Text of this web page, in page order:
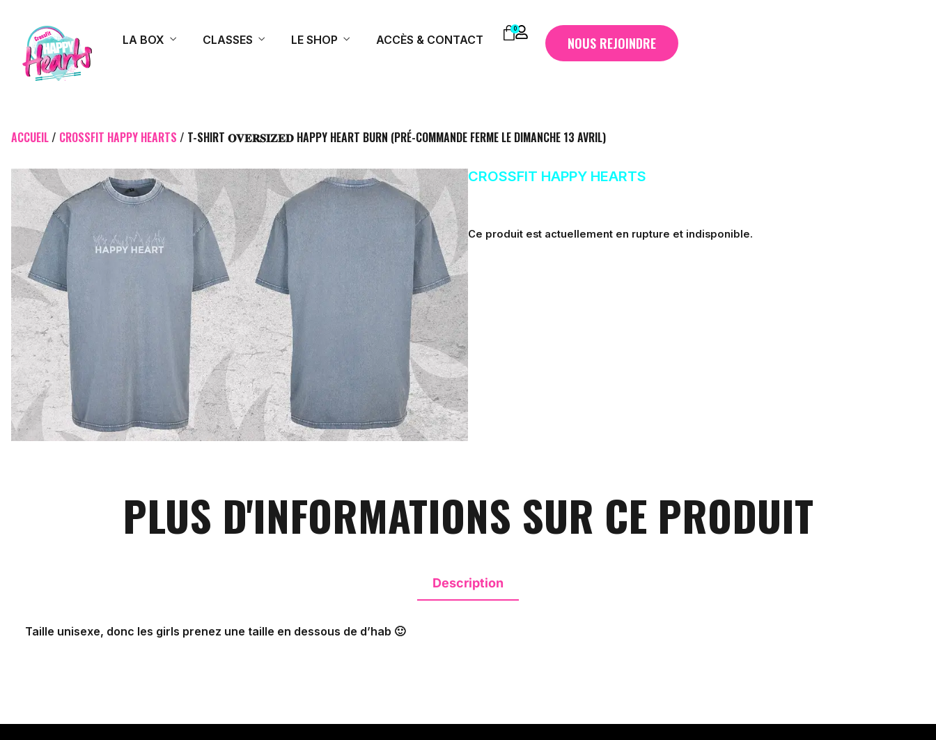
LA BOX CLASSES LE SHOP ACCÈS & CONTACT
0
NOUS REJOINDRE
ACCUEIL/ CROSSFIT HAPPY HEARTS / T-SHIRT 𝐎𝐕𝐄𝐑𝐒𝐈𝐙𝐄𝐃 HAPPY HEART BURN (PRÉ-COMMANDE FERME LE DIMANCHE 13 AVRIL)
CROSSFIT HAPPY HEARTS
Ce produit est actuellement en rupture et indisponible.
PLUS D'INFORMATIONS SUR CE PRODUIT
Description
Taille unisexe, donc les girls prenez une taille en dessous de d’hab 🙂